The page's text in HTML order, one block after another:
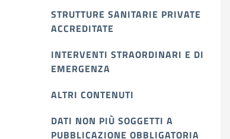
STRUTTURE SANITARIE PRIVATE
ACCREDITATE
INTERVENTI STRAORDINARI E DI
EMERGENZA
ALTRI CONTENUTI
DATI NON PIÙ SOGGETTI A
PUBBLICAZIONE OBBLIGATORIA